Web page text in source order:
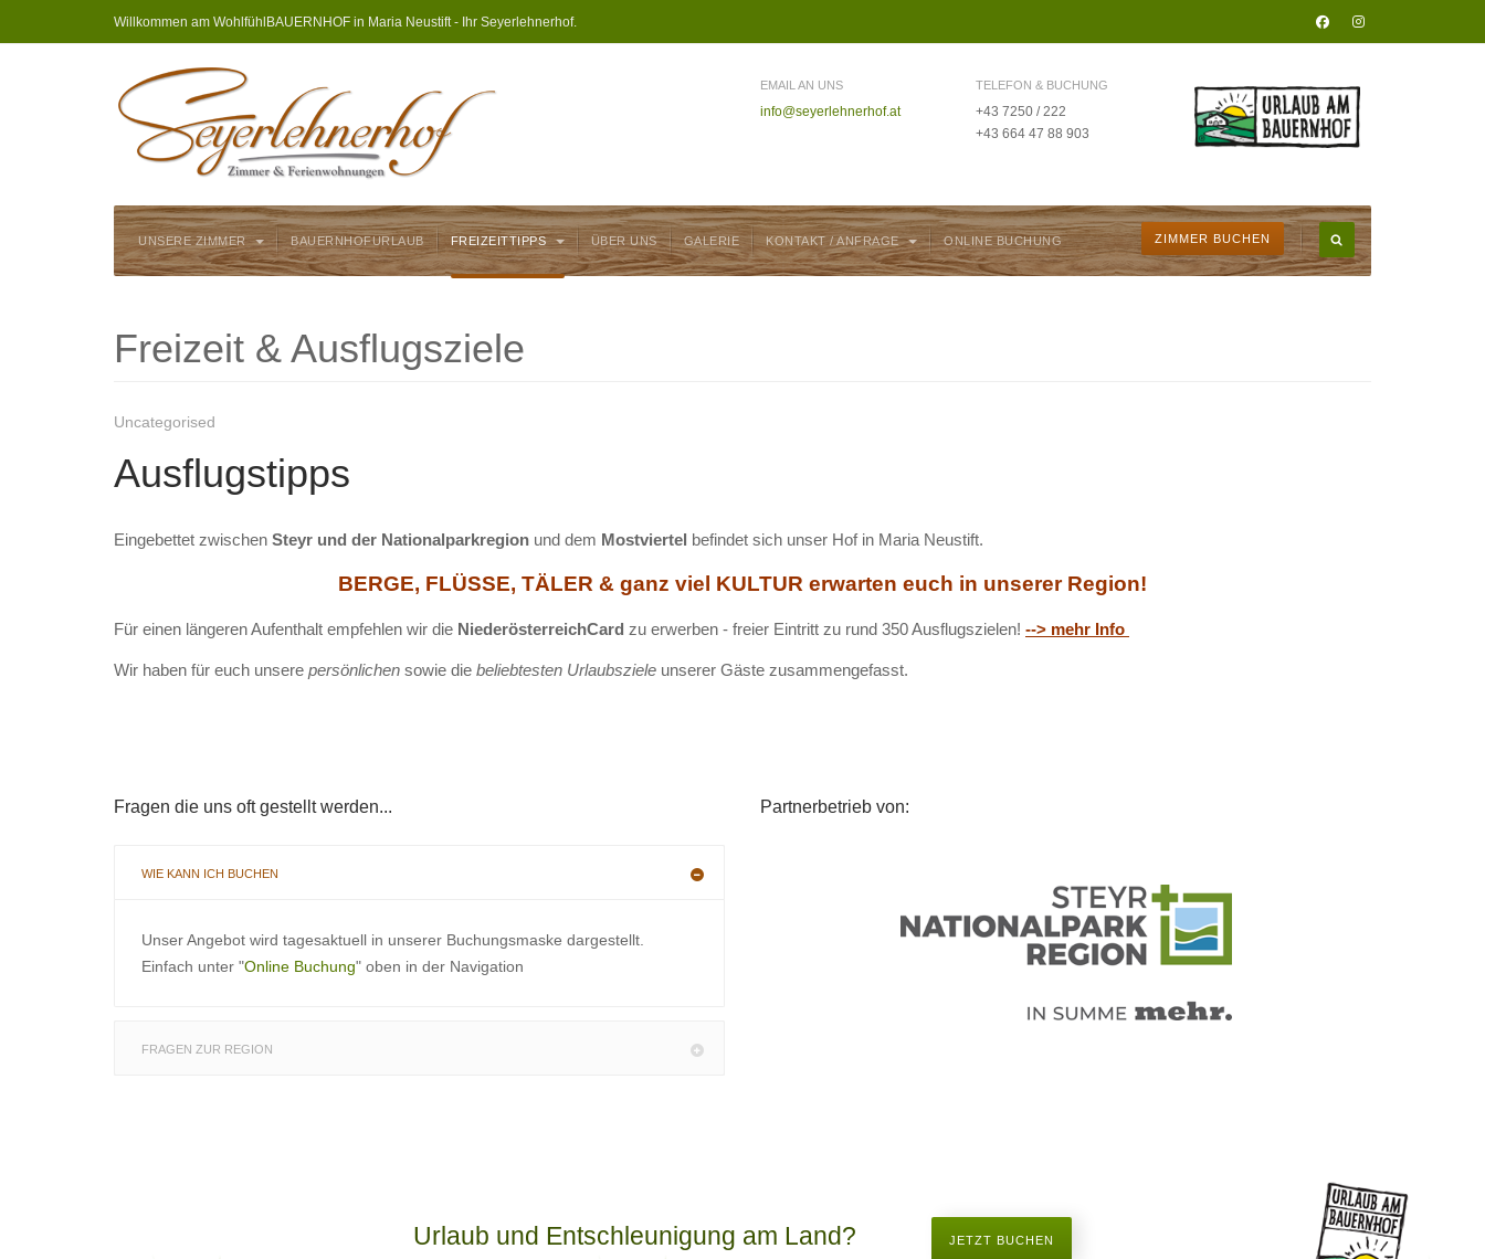
Willkommen am WohlfühlBAUERNHOF in Maria Neustift - Ihr Seyerlehnerhof.
EMAIL AN UNS
info@seyerlehnerhof.at
TELEFON & BUCHUNG
+43 7250 / 222
+43 664 47 88 903
UNSERE ZIMMER BAUERNHOFURLAUB FREIZEITTIPPS ÜBER UNS GALERIE KONTAKT / ANFRAGE ONLINE BUCHUNG ZIMMER BUCHEN
Freizeit & Ausflugsziele
Uncategorised
Ausflugstipps
Eingebettet zwischen Steyr und der Nationalparkregion und dem Mostviertel befindet sich unser Hof in Maria Neustift.
BERGE, FLÜSSE, TÄLER & ganz viel KULTUR erwarten euch in unserer Region!
Für einen längeren Aufenthalt empfehlen wir die NiederösterreichCard zu erwerben - freier Eintritt zu rund 350 Ausflugszielen! --> mehr Info
Wir haben für euch unsere persönlichen sowie die beliebtesten Urlaubsziele unserer Gäste zusammengefasst.
Fragen die uns oft gestellt werden...
WIE KANN ICH BUCHEN
Unser Angebot wird tagesaktuell in unserer Buchungsmaske dargestellt.
Einfach unter "Online Buchung" oben in der Navigation
FRAGEN ZUR REGION
Partnerbetrieb von:
Urlaub und Entschleunigung am Land? JETZT BUCHEN